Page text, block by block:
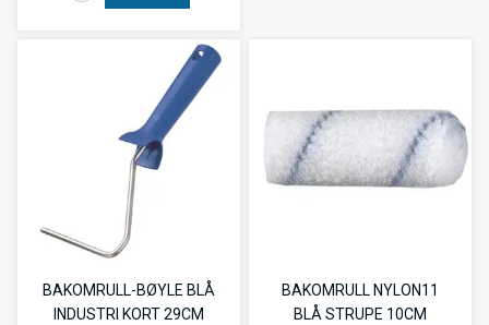
BAKOMRULL-BØYLE BLÅ
INDUSTRI KORT 29CM
BAKOMRULL NYLON11
BLÅ STRUPE 10CM